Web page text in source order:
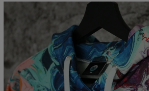
Mierzone na płasko
CM
XS S M